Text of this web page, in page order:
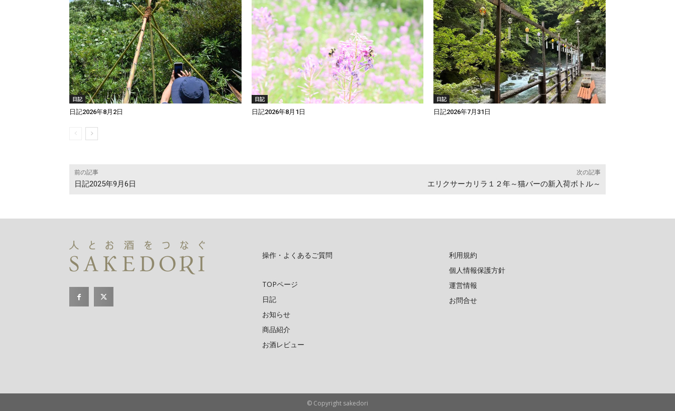
日記
日記2026年8月2日
日記
日記2026年8月1日
日記
日記2026年7月31日
前の記事
日記2025年9月6日
次の記事
エリクサーカリラ１２年～猫バーの新入荷ボトル～
操作・よくあるご質問
TOPページ
日記
お知らせ
商品紹介
お酒レビュー
利用規約
個人情報保護方針
運営情報
お問合せ
© Copyright sakedori